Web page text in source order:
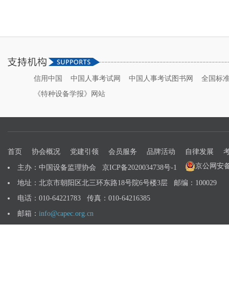
信用中国 中国人事考试网 中国人事考试图书网
全国标
《特种设备学报》网站
首页 协会概况 党建引领 会员服务 品牌活动 自律发展
主办：中国设备监理协会 京ICP备2020034738号-1 京公网安
地址：北京市朝阳区北三环东路18号院6号楼3层 邮编：100029
电话：010-64221783 传真：010-64216385
邮箱： info@capec.org.cn